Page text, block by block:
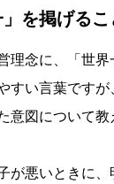
」を掲げる
理念に、「世
すい言葉です
意図について教
が悪いときに